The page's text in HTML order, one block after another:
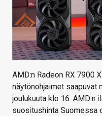
AMD:n Radeon RX 7900
näytönohjaimet saapuvat
joulukuuta klo 16. AMD:n
suositushinta Suomessa